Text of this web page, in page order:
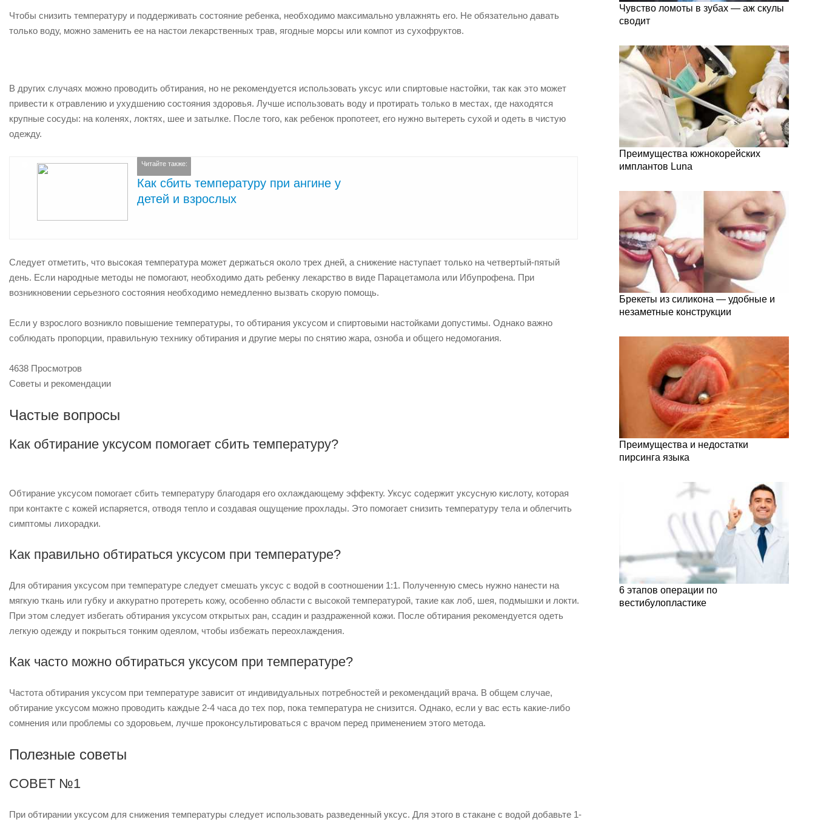
Чтобы снизить температуру и поддерживать состояние ребенка, необходимо максимально увлажнять его. Не обязательно давать
только воду, можно заменить ее на настои лекарственных трав, ягодные морсы или компот из сухофруктов.
В других случаях можно проводить обтирания, но не рекомендуется использовать уксус или спиртовые настойки, так как это может
привести к отравлению и ухудшению состояния здоровья. Лучше использовать воду и протирать только в местах, где находятся
крупные сосуды: на коленях, локтях, шее и затылке. После того, как ребенок пропотеет, его нужно вытереть сухой и одеть в чистую
одежду.
Читайте также:
Как сбить температуру при ангине у
детей и взрослых
Следует отметить, что высокая температура может держаться около трех дней, а снижение наступает только на четвертый-пятый
день. Если народные методы не помогают, необходимо дать ребенку лекарство в виде Парацетамола или Ибупрофена. При
возникновении серьезного состояния необходимо немедленно вызвать скорую помощь.
Если у взрослого возникло повышение температуры, то обтирания уксусом и спиртовыми настойками допустимы. Однако важно
соблюдать пропорции, правильную технику обтирания и другие меры по снятию жара, озноба и общего недомогания.
4638 Просмотров
Советы и рекомендации
Частые вопросы
Как обтирание уксусом помогает сбить температуру?
Обтирание уксусом помогает сбить температуру благодаря его охлаждающему эффекту. Уксус содержит уксусную кислоту, которая
при контакте с кожей испаряется, отводя тепло и создавая ощущение прохлады. Это помогает снизить температуру тела и облегчить
симптомы лихорадки.
Как правильно обтираться уксусом при температуре?
Для обтирания уксусом при температуре следует смешать уксус с водой в соотношении 1:1. Полученную смесь нужно нанести на
мягкую ткань или губку и аккуратно протереть кожу, особенно области с высокой температурой, такие как лоб, шея, подмышки и локти.
При этом следует избегать обтирания уксусом открытых ран, ссадин и раздраженной кожи. После обтирания рекомендуется одеть
легкую одежду и покрыться тонким одеялом, чтобы избежать переохлаждения.
Как часто можно обтираться уксусом при температуре?
Частота обтирания уксусом при температуре зависит от индивидуальных потребностей и рекомендаций врача. В общем случае,
обтирание уксусом можно проводить каждые 2-4 часа до тех пор, пока температура не снизится. Однако, если у вас есть какие-либо
сомнения или проблемы со здоровьем, лучше проконсультироваться с врачом перед применением этого метода.
Полезные советы
СОВЕТ №1
При обтирании уксусом для снижения температуры следует использовать разведенный уксус. Для этого в стакане с водой добавьте 1-
Чувство ломоты в зубах — аж скулы
сводит
Преимущества южнокорейских
имплантов Luna
Брекеты из силикона — удобные и
незаметные конструкции
Преимущества и недостатки
пирсинга языка
6 этапов операции по
вестибулопластике